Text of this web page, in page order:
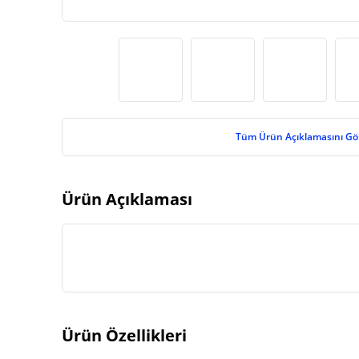
Tüm Ürün Açıklamasını
Ürün Açıklaması
Ürün Özellikleri